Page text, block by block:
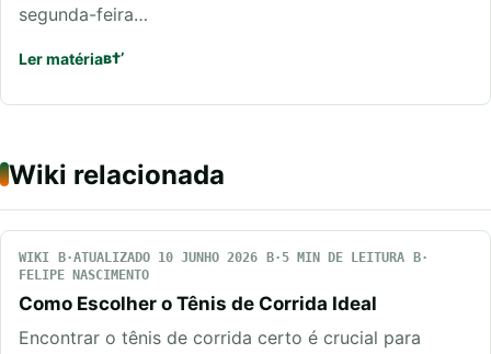
segunda-feira…
Ler matéria
Wiki relacionada
WIKI ATUALIZADO 10 JUNHO 2026
5 MIN DE LEITURA
FELIPE NASCIMENTO
Como Escolher o Tênis de Corrida Ideal
Encontrar o tênis de corrida certo é crucial para